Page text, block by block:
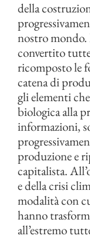
della
nostro
convertito tutte
ricomposto le
catena di
gli elementi
biologica alla
informazioni,
produzione e
capitalista.
e della crisi
modalità con
hanno
all’estremo